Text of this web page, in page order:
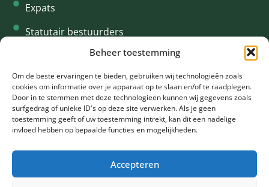
Beheer toestemming
Om de beste ervaringen te bieden, gebruiken wij technologieën zoals
cookies om informatie over je apparaat op te slaan en/of te raadplegen.
Door in te stemmen met deze technologieën kunnen wij gegevens zoals
surfgedrag of unieke ID's op deze site verwerken. Als je geen
toestemming geeft of uw toestemming intrekt, kan dit een nadelige
invloed hebben op bepaalde functies en mogelijkheden.
Accepteren
Expats
Statutair bestuurders
CONTACT
+31 61 94 34 615
info@oklegal.nl